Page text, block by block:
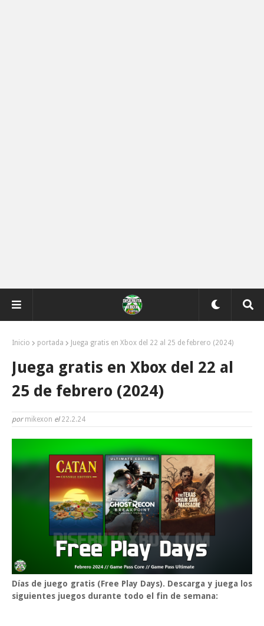
Inicio portada Juega gratis en Xbox del 22 al 25 de febrero (2024)
Juega gratis en Xbox del 22 al
25 de febrero (2024)
por mikexon el22.2.24
Días de juego gratis (Free Play Days). Descarga y juega los
siguientes juegos durante todo el fin de semana: